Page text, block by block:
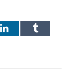
LinkedInTumblr